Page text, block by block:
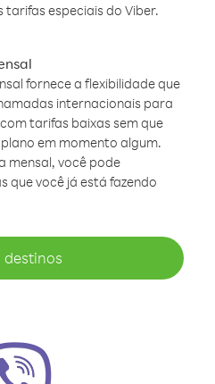
tarifas especiais do Viber.
fornece a flexibilidade que
internacionais para
tarifas baixas sem que
em momento algum.
mensal, você pode
que você já está fazendo
destinos